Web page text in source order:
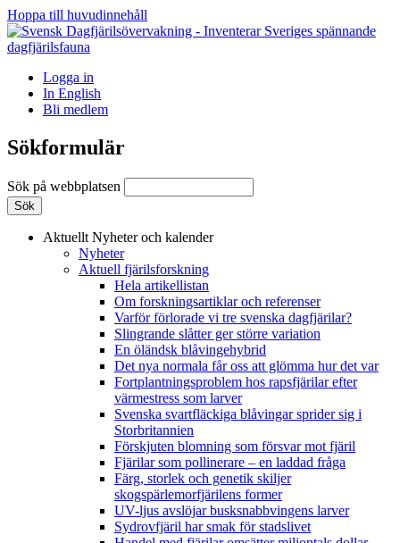
Hoppa till huvudinnehåll
Logga in
In English
Bli medlem
Sökformulär
Sök på webbplatsen
Aktuellt Nyheter och kalender
Nyheter
Aktuell fjärilsforskning
Hela artikellistan
Om forskningsartiklar och referenser
Varför förlorade vi tre svenska dagfjärilar?
Slingrande slåtter ger större variation
En öländsk blåvingehybrid
Det nya normala får oss att glömma hur det var
Fortplantningsproblem hos rapsfjärilar efter
värmestress som larver
Svenska svartfläckiga blåvingar sprider sig i
Storbritannien
Förskjuten blomning som försvar mot fjäril
Fjärilar som pollinerare – en laddad fråga
Färg, storlek och genetik skiljer
skogspärlemorfjärilens former
UV-ljus avslöjar busksnabbvingens larver
Sydrovfjäril har smak för stadslivet